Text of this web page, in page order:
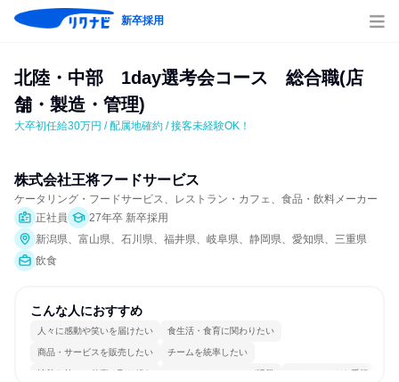
新卒採用
北陸・中部　1day選考会コース　総合職(店
舗・製造・管理)
大卒初任給30万円 / 配属地確約 / 接客未経験OK！
株式会社王将フードサービス
ケータリング・フードサービス、レストラン・カフェ、食品・飲料メーカー
正社員
27年卒 新卒採用
新潟県、富山県、石川県、福井県、岐阜県、静岡県、愛知県、三重県
飲食
こんな人におすすめ
人々に感動や笑いを届けたい 食生活・食育に関わりたい
商品・サービスを販売したい チームを統率したい
情熱を持って仕事に取り組む コミュニケーションが活発 チームワークを重視